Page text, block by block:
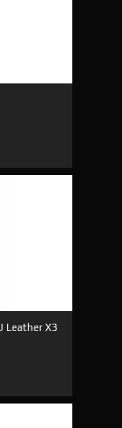
Leather X3